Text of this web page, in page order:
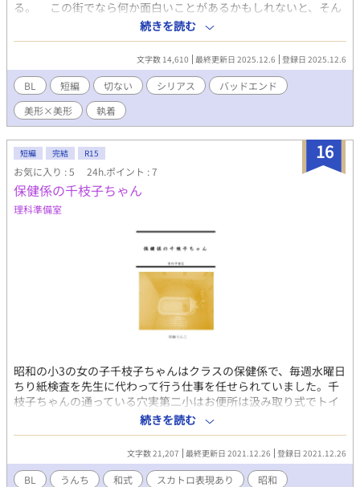
る。 この街でなら何か面白いことがあるかもしれないと、そん
なぼんやりとした期待を胸に一人街を探索する茂時は、そこで軍
服を身にまとった美しい青年、國崎 巽と出会う。 そしてその出
会いが、茂時の運命を狂わせてゆく。 ※前作『アキレギアの幸
福』の主人公2人の前世を描いた作品です。そのため読前か読後ど
ちらかにそちらを読むことをおすすめします。 ※なんでもありの
方向け ※死ネタあり
続きを読む
文字数 14,610 最終更新日 2025.12.6 登録日 2025.12.6
BL 短編 切ない シリアス
バッドエンド
美形×美形
執着
16
短編 完結 R15
お気に入り : 5 24h.ポイント : 7
保健係の千枝子ちゃん
理科準備室
昭和の小3の女の子千枝子ちゃんはクラスの保健係で、毎週水曜日
ちり紙検査を先生に代わって行う仕事を任せられていました。千
枝子ちゃんの通っている穴実第二小はお便所は汲み取り式でトイ
レットペーパーの備えがなく、ちり紙を持ってくるきまりだった
のです。でも、クラスの中でただ一人けんいち君は千枝子ちゃん
がどんなに注意しても、ちり紙を持ってこなかったのです。でも
ある日、けんいち君がお昼休みにうんちをしたくなって・・・。
続きを読む
文字数 21,207 最終更新日 2021.12.26 登録日 2021.12.26
BL うんち 和式 スカトロ表現あり
昭和